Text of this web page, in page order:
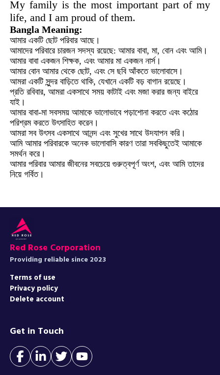
My family is the most important part of my
life, and I am proud of them.
Bangla Meaning:
আমার একটি ছোট পরিবার আছে।
আমাদের পরিবারে চারজন সদস্য রয়েছে: আমার বাবা, মা, বোন এবং আমি।
আমার বাবা একজন শিক্ষক, এবং আমার মা একজন নার্স।
আমার বোন আমার থেকে ছোট, এবং সে ছবি আঁকতে ভালোবাসে।
আমরা একটি সুন্দর বাড়িতে থাকি, যেখানে একটি বড় বাগান রয়েছে।
প্রতি রবিবার, আমরা একসাথে সময় কাটাই এবং মজা করার জন্য বাইরে
যাই।
আমার বাবা-মা সবসময় আমাকে ভালোভাবে পড়াশোনা করতে এবং কঠোর
পরিশ্রম করতে উৎসাহিত করেন।
আমরা সব উৎসব একসাথে আনন্দ এবং সুখের সাথে উদযাপন করি।
আমি আমার পরিবারকে অনেক ভালোবাসি কারণ তারা সবকিছুতেই আমাকে
সমর্থন করে।
আমার পরিবার আমার জীবনের সবচেয়ে গুরুত্বপূর্ণ অংশ, এবং আমি তাদের
নিয়ে গর্বিত।
Red Rose Corporation
Providing reliable since 2023
Terms of use
Privacy policy
Delete account
Get in Touch